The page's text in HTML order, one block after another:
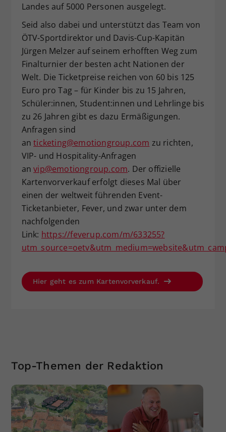
Landes auf 5000 Personen ausgelegt.
Seid also dabei und unterstützt das Team von
ÖTV-Sportdirektor und Davis-Cup-Kapitän
Jürgen Melzer auf seinem erhofften Weg zum
Finalturnier der besten acht Nationen der
Welt. Die Ticketpreise reichen von 60 bis 125
Euro pro Tag – für Kinder bis zu 15 Jahren,
Schüler:innen, Student:innen und Lehrlinge bis
zu 26 Jahren gibt es dazu Ermäßigungen.
Anfragen sind
anticketing@emotiongroup.com zu richten,
VIP- und Hospitality-Anfragen
anvip@emotiongroup.com. Der offizielle
Kartenvorverkauf erfolgt dieses Mal über
einen der weltweit führenden Event-
Ticketanbieter, Fever, und zwar unter dem
nachfolgenden
Link: https://feverup.com/m/633255?
Hier geht es zum Kartenvorverkauf.
Top-Themen der Redaktion